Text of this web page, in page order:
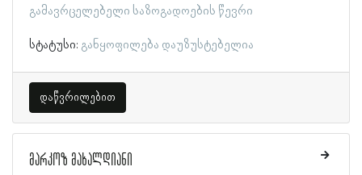
გამავრცელებელი საზოგადოების წევრი
სტატუსი: განყოფილება დაუზუსტებელია
დაწვრილებით
მარკოზ მახალდიანი